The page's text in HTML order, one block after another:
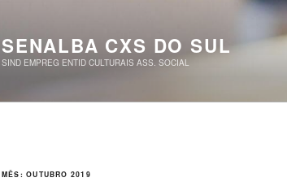
SENALBA CXS DO SUL
SIND EMPREG ENTID CULTURAIS ASS. SOCIAL
MÊS:OUTUBRO 2019